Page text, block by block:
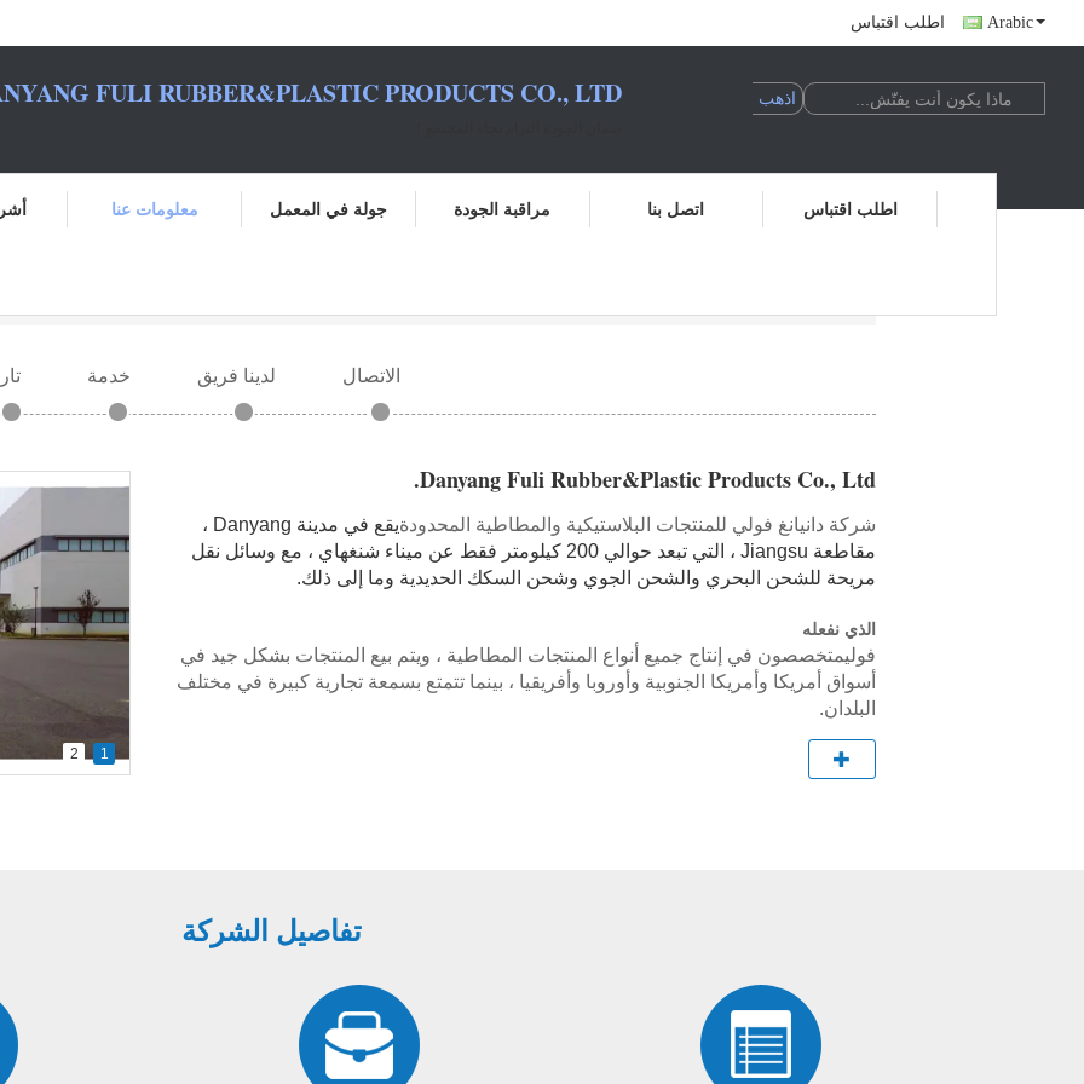
اطلب اقتباس Arabic
FULI RUBBER&PLASTIC PRODUCTS CO., LTD.
معلومات عنا جولة في المعمل مراقبة الجودة اتصل بنا اطلب اقتباس
خدمة لدينا فريق الاتصال
1
2
Danyang Fuli Rubber&Plastic Products Co., Ltd.
شركة دانيانغ فولي للمنتجات البلاستيكية والمطاطية المحدودة
يقع في مدينة Danyang ،
مقاطعة Jiangsu ، التي تبعد حوالي 200 كيلومتر فقط عن ميناء شنغهاي ، مع وسائل نقل
مريحة للشحن البحري والشحن الجوي وشحن السكك الحديدية وما إلى ذلك.
الذي نفعله
فوليمتخصصون في إنتاج جميع أنواع المنتجات المطاطية ، ويتم بيع المنتجات بشكل جيد في
أسواق أمريكا وأمريكا الجنوبية وأوروبا وأفريقيا ، بينما تتمتع بسمعة تجارية كبيرة في مختلف
البلدان.
فوليتشارك في سلسلة الرعاية الطبية والصحية (بما في ذلك المثانة والمضخات اليدوية ،
بالإضافة إلى علاقاتنا القوية مع المتخصصين في الرعاية الصحية ، قد ساهمت في نمو
نحن منخرطون في بناء شيء أفضل.نحن نؤمن بشكل أساسي بأن المتخصصين في الرعاية
الصحية لدينا والمرضى يجب أن يكون لديهم أفضل المنتجات المتاحة للمساعدة والحصول
على المساعدة.مع التركيز على عملائنا أولاً ، نريد بناء ثقة طويلة الأمد في أن نكون خيارهم
تفاصيل الشركة